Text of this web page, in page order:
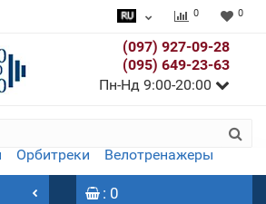
0 0
(097) 927-09-28
(095) 649-23-63
Пн-Нд 9:00-20:00
Орбитреки Велотренажеры
: 0